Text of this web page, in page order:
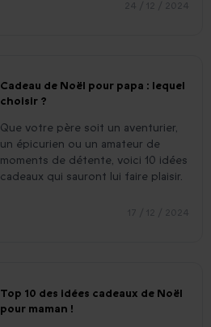
24 / 12 / 2024
Cadeau de Noël pour papa : lequel
choisir ?
Que votre père soit un aventurier,
un épicurien ou un amateur de
moments de détente, voici 10 idées
cadeaux qui sauront lui faire plaisir.
17 / 12 / 2024
Top 10 des idées cadeaux de Noël
pour maman !